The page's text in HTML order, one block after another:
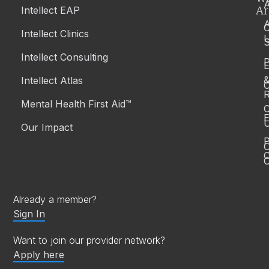
Already a member?
Sign In
Want to join our provider network?
Apply here
Intellect EAP
Intellect Clinics
Intellect Consulting
Intellect Atlas
Mental Health First Aid™
Our Impact
&